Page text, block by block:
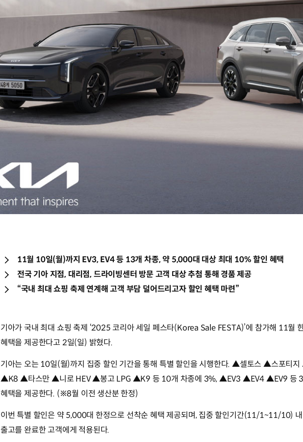
11월 10일(월)까지 EV3, EV4 등 13개 차종, 약 5,000대 대상 최대 10% 할인 혜택
전국 기아 지점, 대리점, 드라이빙센터 방문 고객 대상 추첨 통해 경품 제공
“국내 최대 쇼핑 축제 연계해 고객 부담 덜어드리고자 할인 혜택 마련”
기아가 국내 최대 쇼핑 축제 ‘2025 코리아 세일 페스타(Korea Sale FESTA)’에 참가해 11월
혜택을 제공한다고 2일(일) 밝혔다.
기아는 오는 10일(월)까지 집중 할인 기간을 통해 특별 할인을 시행한다. ▲셀토스 ▲스포
▲K8 ▲타스만 ▲니로 HEV ▲봉고 LPG ▲K9 등 10개 차종에 3%, ▲EV3 ▲EV4 ▲EV9 등 3
혜택을 제공한다. (※8월 이전 생산분 한정)
이번 특별 할인은 약 5,000대 한정으로 선착순 혜택 제공되며, 집중 할인기간(11/1~11/10) 내
출고를 완료한 고객에게 적용된다.